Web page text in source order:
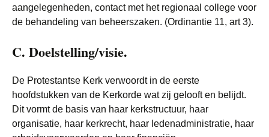
aangelegenheden, contact met het regionaal college voor
de behandeling van beheerszaken. (Ordinantie 11, art 3).
C. Doelstelling/visie.
De Protestantse Kerk verwoordt in de eerste
hoofdstukken van de Kerkorde wat zij gelooft en belijdt.
Dit vormt de basis van haar kerkstructuur, haar
organisatie, haar kerkrecht, haar ledenadministratie, haar